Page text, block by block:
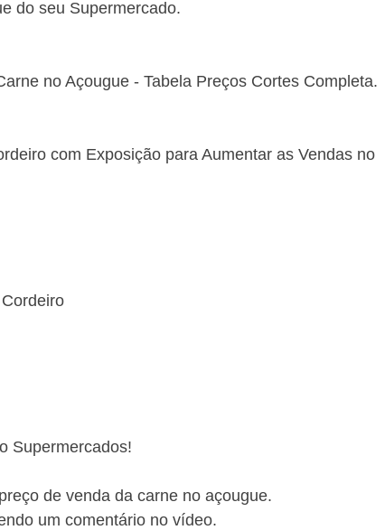
do seu Supermercado.
no Açougue - Tabela Preços Cortes Completa.
com Exposição para Aumentar as Vendas no
Supermercados!
de venda da carne no açougue.
um comentário no vídeo.